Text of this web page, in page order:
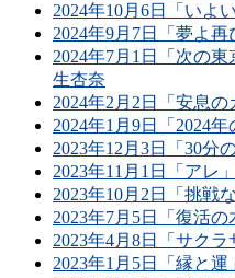
2024年10月6日「いよ
2024年9月7日「夢よ
2024年7月1日「次の
生杏奈
2024年2月2日「安息
2024年1月9日「2024
2023年12月3日「30分
2023年11月1日「アレ
2023年10月2日「挑戦
2023年7月5日「復活
2023年4月8日「サク
2023年1月5日「縁と運